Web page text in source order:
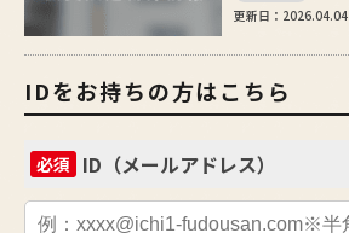
更新日：2026.04.04
IDをお持ちの方はこちら
必須 ID（メールアドレス）